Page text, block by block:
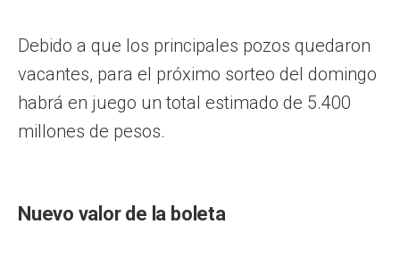
Debido a que los principales pozos quedaron
vacantes, para el próximo sorteo del domingo
habrá en juego un total estimado de 5.400
millones de pesos.
Nuevo valor de la boleta